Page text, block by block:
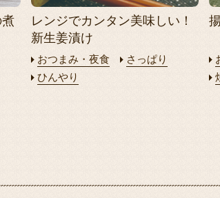
レンジでカンタン美味しい！
新生姜漬け
おつまみ・夜食
さっぱり
ひんやり